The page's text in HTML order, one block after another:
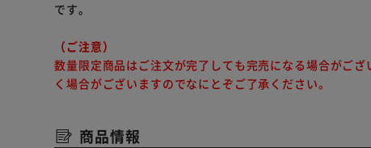
です。
（ご注意）
数量限定商品はご注文が完了しても完売になる場合がご
く場合がございますのでなにとぞご了承ください。
商品情報